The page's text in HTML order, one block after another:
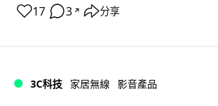
17 3 ↗ 分享
3C科技 家居無線 影音產品